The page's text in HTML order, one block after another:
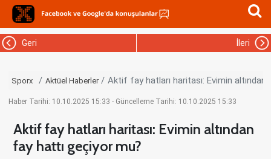
Geri İleri
Sporx Aktüel Haberler Aktif fay hatları haritası: Evimin
Haber Tarihi: 10.10.2025 15:33 - Güncelleme Tarihi: 10.10.2025 15:33
Aktif fay hatları haritası: Evimin altından
fay hattı geçiyor mu?